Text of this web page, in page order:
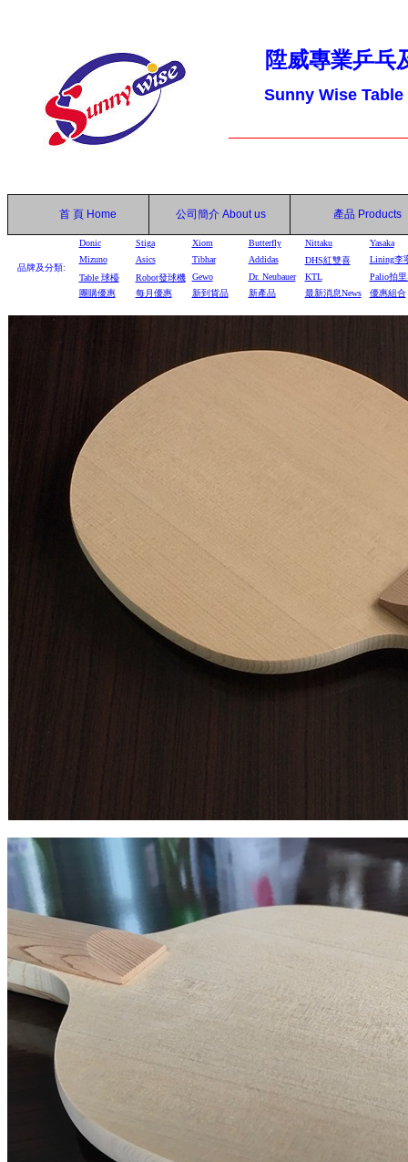
陞威專業乒乓
Sunny Wise
首 頁 Home 公司簡介 About us 產品 Products
品牌及分類:
Donic Stiga Xiom Butterfly Nittaku
Yasaka
Mizuno
Asics Tibhar Addidas DHS紅雙喜
Lining李
Table 球檯 Robot發球機 Gewo Dr. Neubauer KTL
Palio拍
團購優惠
每月優惠 新到貨品 新產品 最新消息News 優惠組合